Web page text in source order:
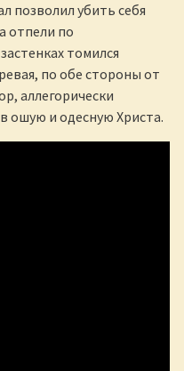
позволил убить себя
отпели по
томился
по обе стороны от
аллегорически
ошую и одесную Христа.